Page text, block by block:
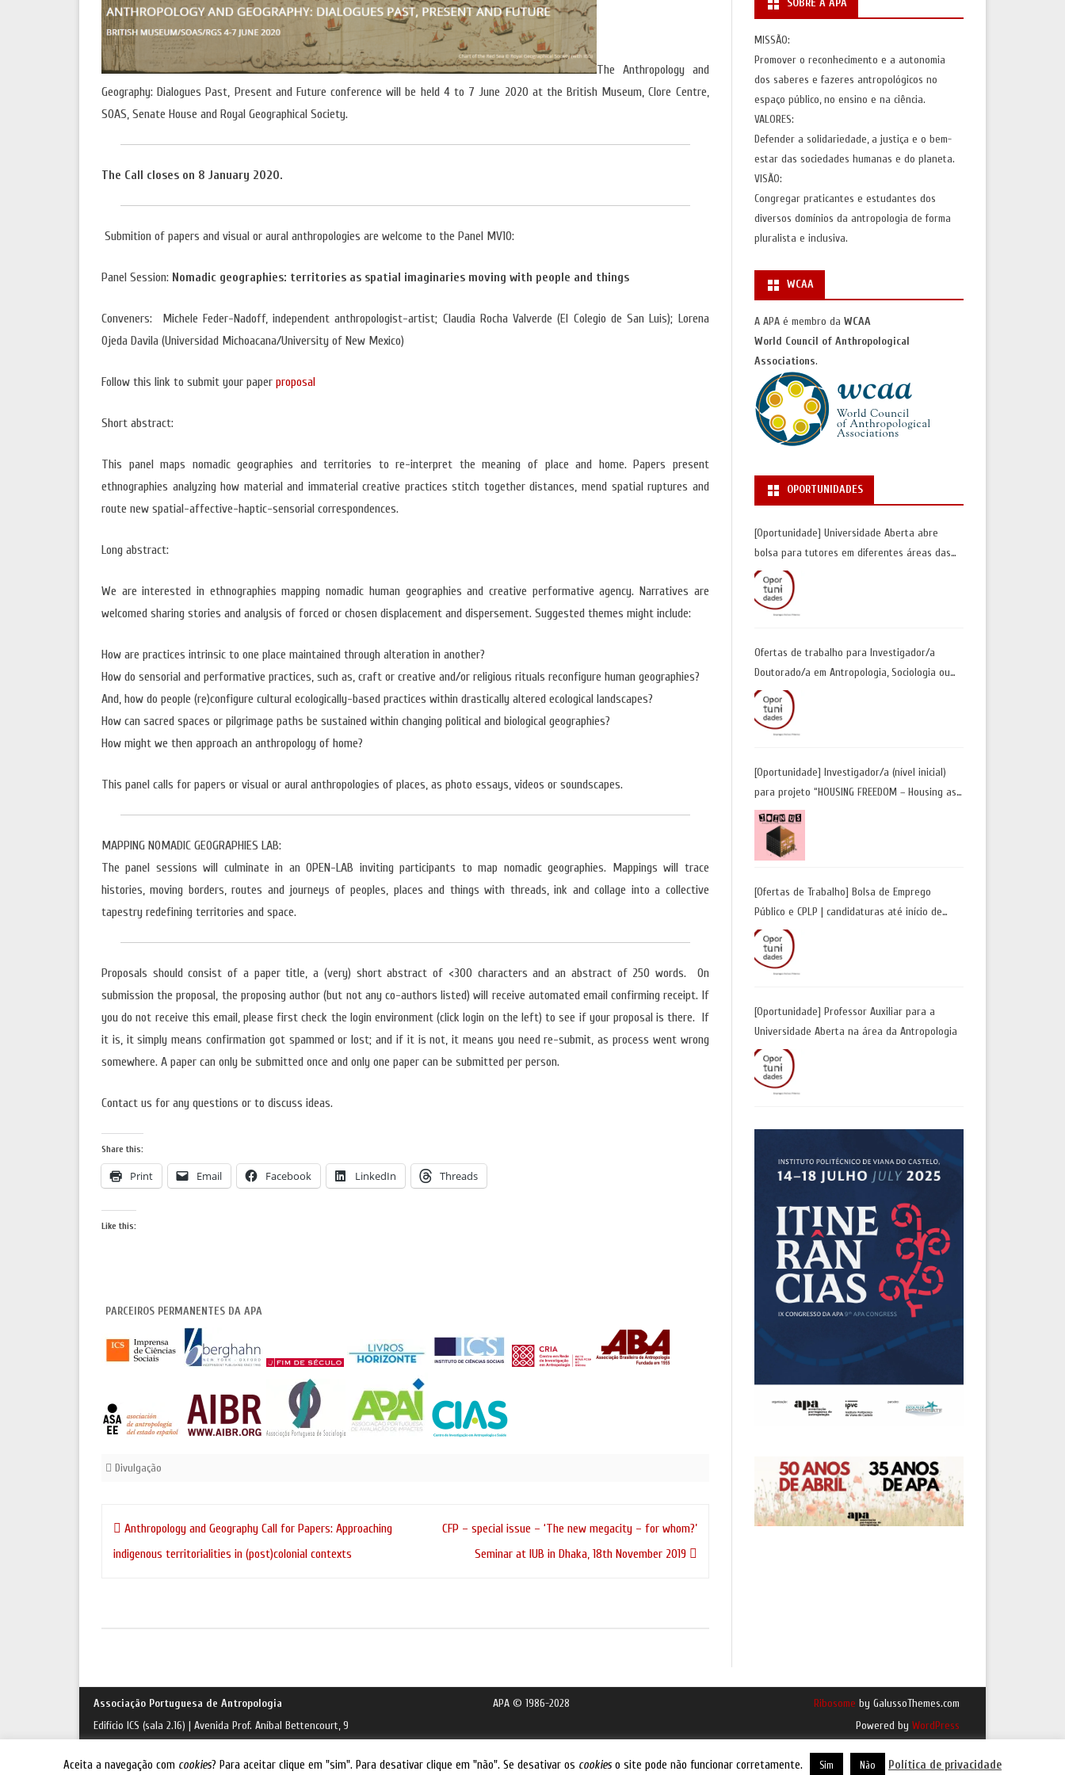
POLÍTICA DE COOKIES E DE PRIVACIDADE
ANTROPOLOGIA
MOSTRA ANTROPOLOGIA E CINEMA
AUTONOMIA E PLURALIDADE
OUTRAS NOTÍCIAS
The Anthropology and
Geography: Dialogues Past, Present and Future conference will be held 4 to 7 June 2020 at the British Museum, Clore Centre,
SOAS, Senate House and Royal Geographical Society.
The Call closes on 8 January 2020.
Submition of papers and visual or aural anthropologies are welcome to the Panel MV10:
Panel Session: Nomadic geographies: territories as spatial imaginaries moving with people and things
Conveners: Michele Feder-Nadoff, independent anthropologist-artist; Claudia Rocha Valverde (El Colegio de San Luis); Lorena
Ojeda Davila (Universidad Michoacana/University of New Mexico)
Follow this link to submit your paper proposal
Short abstract:
This panel maps nomadic geographies and territories to re-interpret the meaning of place and home. Papers present
ethnographies analyzing how material and immaterial creative practices stitch together distances, mend spatial ruptures and
route new spatial-affective-haptic-sensorial correspondences.
Long abstract:
We are interested in ethnographies mapping nomadic human geographies and creative performative agency. Narratives are
welcomed sharing stories and analysis of forced or chosen displacement and dispersement. Suggested themes might include:
How are practices intrinsic to one place maintained through alteration in another?
How do sensorial and performative practices, such as, craft or creative and/or religious rituals reconfigure human geographies?
And, how do people (re)configure cultural ecologically-based practices within drastically altered ecological landscapes?
How can sacred spaces or pilgrimage paths be sustained within changing political and biological geographies?
How might we then approach an anthropology of home?
This panel calls for papers or visual or aural anthropologies of places, as photo essays, videos or soundscapes.
MAPPING NOMADIC GEOGRAPHIES LAB:
The panel sessions will culminate in an OPEN-LAB inviting participants to map nomadic geographies. Mappings will trace
histories, moving borders, routes and journeys of peoples, places and things with threads, ink and collage into a collective
tapestry redefining territories and space.
Proposals should consist of a paper title, a (very) short abstract of <300 characters and an abstract of 250 words. On
submission the proposal, the proposing author (but not any co-authors listed) will receive automated email confirming receipt. If
you do not receive this email, please first check the login environment (click login on the left) to see if your proposal is there. If
it is, it simply means confirmation got spammed or lost; and if it is not, it means you need re-submit, as process went wrong
somewhere. A paper can only be submitted once and only one paper can be submitted per person.
Contact us for any questions or to discuss ideas.
Share this:
Print Email Facebook LinkedIn Threads
Like this:
PARCEIROS PERMANENTES DA APA
Divulgação
Navegação
de
Anthropology and Geography Call for Papers: Approaching
indigenous territorialities in (post)colonial contexts
CFP – special issue – ‘The new megacity – for whom?’
Seminar at IUB in Dhaka, 18th November 2019
SOBRE A APA
MISSÃO:
Promover o reconhecimento e a autonomia
dos saberes e fazeres antropológicos no
espaço público, no ensino e na ciência.
VALORES:
Defender a solidariedade, a justiça e o bem-
estar das sociedades humanas e do planeta.
VISÃO:
Congregar praticantes e estudantes dos
diversos domínios da antropologia de forma
pluralista e inclusiva.
WCAA
A APA é membro da WCAA
World Council of Anthropological
Associations.
OPORTUNIDADES
[Oportunidade] Universidade Aberta abre
bolsa para tutores em diferentes áreas das
Ciências Sociais | Inscrições até 30 de junho
Ofertas de trabalho para Investigador/a
Doutorado/a em Antropologia, Sociologia ou
Geografia Humana| Universidade de Coimbra |
Candidaturas até 29 de maio 2026
[Oportunidade] Investigador/a (nível inicial)
para projeto “HOUSING FREEDOM – Housing as
a Tool for Freedom: A Future Away from
Incarceration” | até 8 de maio
[Ofertas de Trabalho] Bolsa de Emprego
Público e CPLP | candidaturas até início de
maio 2026
[Oportunidade] Professor Auxiliar para a
Universidade Aberta na área da Antropologia
Associação Portuguesa de Antropologia
Edifício ICS (sala 2.16) | Avenida Prof. Aníbal Bettencourt, 9
APA © 1986-2028 Ribosome by GalussoThemes.com
Powered by WordPress
Aceita a navegação com cookies? Para aceitar clique em "sim". Para desativar clique em "não". Se desativar os cookieso site pode não funcionar corretamente. Sim Não Política de privacidade